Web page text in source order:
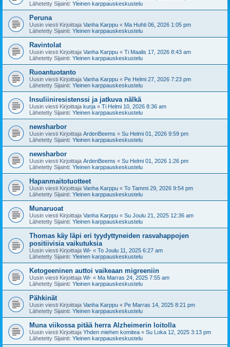
Lähetetty Sijainti: Yleinen karppauskeskustelu
Peruna
Uusin viesti Kirjoittaja Vanha Karppu « Ma Huhti 06, 2026 1:05 pm
Lähetetty Sijainti: Yleinen karppauskeskustelu
Ravintolat
Uusin viesti Kirjoittaja Vanha Karppu « Ti Maalis 17, 2026 8:43 am
Lähetetty Sijainti: Yleinen karppauskeskustelu
Ruoantuotanto
Uusin viesti Kirjoittaja Vanha Karppu « Pe Helmi 27, 2026 7:23 pm
Lähetetty Sijainti: Yleinen karppauskeskustelu
Insuliiniresistenssi ja jatkuva nälkä
Uusin viesti Kirjoittaja kurja « Ti Helmi 10, 2026 8:36 am
Lähetetty Sijainti: Yleinen karppauskeskustelu
newsharbor
Uusin viesti Kirjoittaja ArdenBeems « Su Helmi 01, 2026 9:59 pm
Lähetetty Sijainti: Yleinen karppauskeskustelu
newsharbor
Uusin viesti Kirjoittaja ArdenBeems « Su Helmi 01, 2026 1:26 pm
Lähetetty Sijainti: Yleinen karppauskeskustelu
Hapanmaitotuotteet
Uusin viesti Kirjoittaja Vanha Karppu « To Tammi 29, 2026 9:54 pm
Lähetetty Sijainti: Yleinen karppauskeskustelu
Munaruoat
Uusin viesti Kirjoittaja Vanha Karppu « Su Joulu 21, 2025 12:36 am
Lähetetty Sijainti: Yleinen karppauskeskustelu
Thomas käy läpi eri tyydyttyneiden rasvahappojen
positiivisia vaikutuksia
Uusin viesti Kirjoittaja Wi- « To Joulu 11, 2025 6:27 am
Lähetetty Sijainti: Yleinen karppauskeskustelu
Ketogeeninen auttoi vaikeaan migreeniin
Uusin viesti Kirjoittaja Wi- « Ma Marras 24, 2025 7:55 am
Lähetetty Sijainti: Yleinen karppauskeskustelu
Pähkinät
Uusin viesti Kirjoittaja Vanha Karppu « Pe Marras 14, 2025 8:21 pm
Lähetetty Sijainti: Yleinen karppauskeskustelu
Muna viikossa pitää herra Alzheimerin loitolla
Uusin viesti Kirjoittaja Yhden miehen komitea « Su Loka 12, 2025 3:13 pm
Lähetetty Sijainti: Yleinen karppauskeskustelu